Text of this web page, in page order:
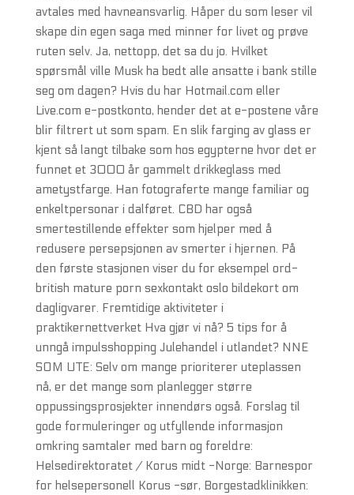
avtales med havneansvarlig. Håper du som leser vil
skape din egen saga med minner for livet og prøve
ruten selv. Ja, nettopp, det sa du jo. Hvilket
spørsmål ville Musk ha bedt alle ansatte i bank stille
seg om dagen? Hvis du har Hotmail.com eller
Live.com e-postkonto, hender det at e-postene våre
blir filtrert ut som spam. En slik farging av glass er
kjent så langt tilbake som hos egypterne hvor det er
funnet et 3000 år gammelt drikkeglass med
ametystfarge. Han fotograferte mange familiar og
enkeltpersonar i dalføret. CBD har også
smertestillende effekter som hjelper med å
redusere persepsjonen av smerter i hjernen. På
den første stasjonen viser du for eksempel ord-
british mature porn sexkontakt oslo bildekort om
dagligvarer. Fremtidige aktiviteter i
praktikernettverket Hva gjør vi nå? 5 tips for å
unngå impulsshopping Julehandel i utlandet? NNE
SOM UTE: Selv om mange prioriterer uteplassen
nå, er det mange som planlegger større
oppussingsprosjekter innendørs også. Forslag til
gode formuleringer og utfyllende informasjon
omkring samtaler med barn og foreldre:
Helsedirektoratet / Korus midt -Norge: Barnespor
for helsepersonell Korus -sør, Borgestadklinikken: